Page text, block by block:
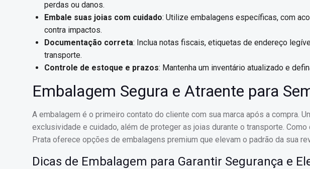
perdas ou danos.
Embale suas joias com cuidado: Utilize embalagens específicas, com
contra impactos.
Documentação correta: Inclua notas fiscais, etiquetas de endereço
transporte.
Controle de estoque e prazos: Mantenha um inventário atualizado e
Embalagem Segura e Atraente para
A embalagem é o primeiro contato do cliente com sua marca após a compra.
exclusividade e cuidado, além de proteger as joias durante o transporte.
Prata oferece opções de embalagens premium que elevam o padrão da sua
Dicas de Embalagem para Garantir Segurança e